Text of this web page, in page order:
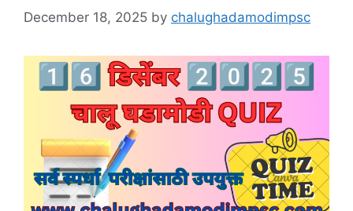
December 18, 2025 by chalughadamodimpsc